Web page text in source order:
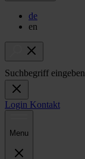
de
en
Suchbegriff eingeben
Login Kontakt
Menu